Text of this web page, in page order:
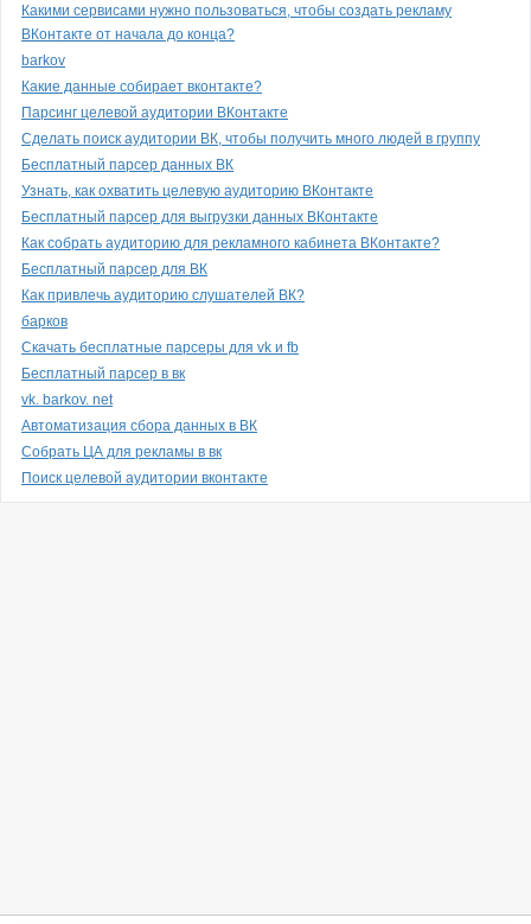
Какими сервисами нужно пользоваться, чтобы создать рекламу
ВКонтакте от начала до конца?
barkov
Какие данные собирает вконтакте?
Парсинг целевой аудитории ВКонтакте
Сделать поиск аудитории ВК, чтобы получить много людей в группу
Бесплатный парсер данных ВК
Узнать, как охватить целевую аудиторию ВКонтакте
Бесплатный парсер для выгрузки данных ВКонтакте
Как собрать аудиторию для рекламного кабинета ВКонтакте?
Бесплатный парсер для ВК
Как привлечь аудиторию слушателей ВК?
барков
Скачать бесплатные парсеры для vk и fb
Бесплатный парсер в вк
vk. barkov. net
Автоматизация сбора данных в ВК
Собрать ЦА для рекламы в вк
Поиск целевой аудитории вконтакте